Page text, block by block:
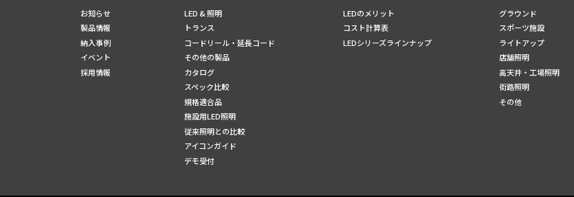
お知らせ
製品情報
納入事例
イベント
採用情報
LED & 照明
トランス
コードリール・延長コード
その他の製品
カタログ
スペック比較
規格適合品
施設用LED照明
従来照明との比較
アイコンガイド
デモ受付
LEDのメリット
コスト計算表
LEDシリーズラインナップ
グラウンド
スポーツ施設
ライトアップ
店舗照明
高天井・工場照明
街路照明
その他